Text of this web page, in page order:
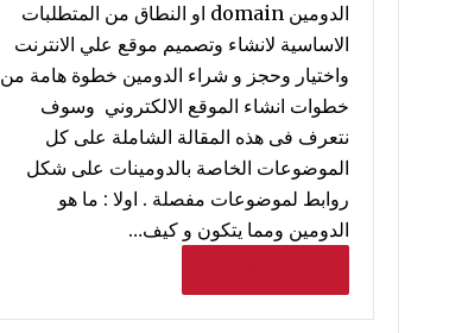
الدومين domain او النطاق من المتطلبات
الاساسية لانشاء وتصميم موقع علي الانترنت
واختيار وحجز و شراء الدومين خطوة هامة من
خطوات انشاء الموقع الالكتروني وسوف
نتعرف فى هذه المقالة الشاملة على كل
الموضوعات الخاصة بالدومينات على شكل
روابط لموضوعات مفصلة . اولا : ما هو
الدومين ومما يتكون و كيف…